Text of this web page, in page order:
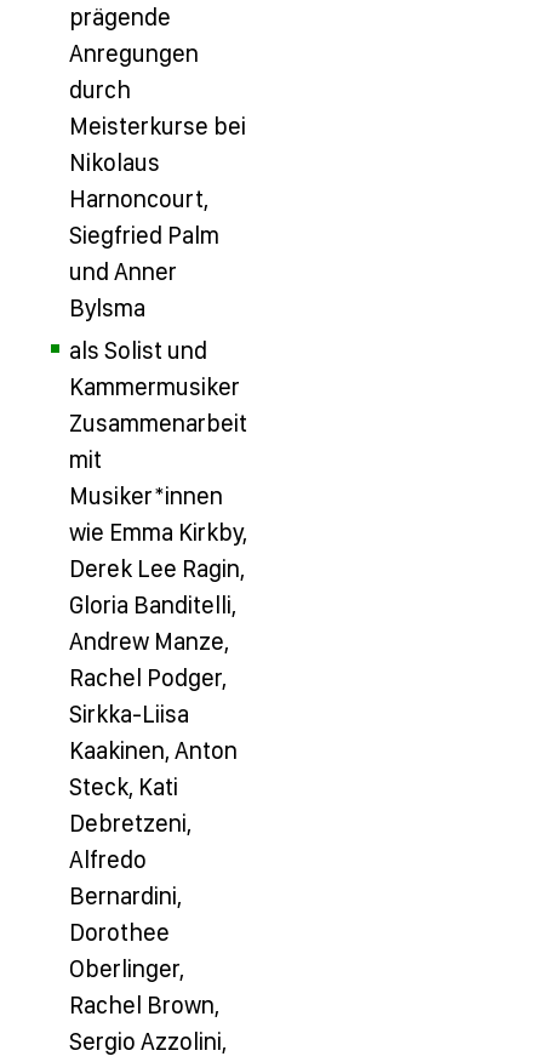
prägende
Anregungen
durch
Meisterkurse bei
Nikolaus
Harnoncourt,
Siegfried Palm
und Anner
Bylsma
als Solist und
Kammermusiker
Zusammenarbeit
mit
Musiker*innen
wie Emma Kirkby,
Derek Lee Ragin,
Gloria Banditelli,
Andrew Manze,
Rachel Podger,
Sirkka-Liisa
Kaakinen, Anton
Steck, Kati
Debretzeni,
Alfredo
Bernardini,
Dorothee
Oberlinger,
Rachel Brown,
Sergio Azzolini,